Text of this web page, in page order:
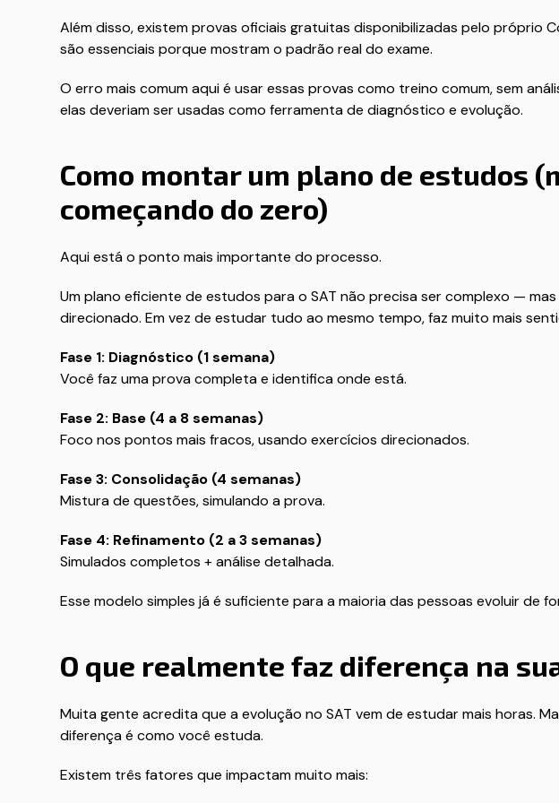
Além disso, existem provas oficiais gratuitas disponibilizadas pelo próprio
são essenciais porque mostram o padrão real do exame.
O erro mais comum aqui é usar essas provas como treino comum, sem
elas deveriam ser usadas como ferramenta de diagnóstico e evolução.
Como montar um plano de estudos
começando do zero)
Aqui está o ponto mais importante do processo.
Um plano eficiente de estudos para o SAT não precisa ser complexo —
direcionado. Em vez de estudar tudo ao mesmo tempo, faz muito mais
Fase 1: Diagnóstico (1 semana)
Você faz uma prova completa e identifica onde está.
Fase 2: Base (4 a 8 semanas)
Foco nos pontos mais fracos, usando exercícios direcionados.
Fase 3: Consolidação (4 semanas)
Mistura de questões, simulando a prova.
Fase 4: Refinamento (2 a 3 semanas)
Simulados completos + análise detalhada.
Esse modelo simples já é suficiente para a maioria das pessoas evoluir de
O que realmente faz diferença na
Muita gente acredita que a evolução no SAT vem de estudar mais horas.
diferença é como você estuda.
Existem três fatores que impactam muito mais: